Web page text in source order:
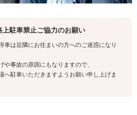
駐車禁止ご協力のお願い
車は近隣にお住まいの方へのご迷惑になり
や事故の原因にもなりますので、
へ駐車いただきますようお願い申し上げま